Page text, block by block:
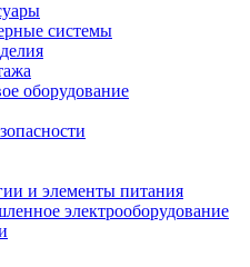
системы
оборудование
и элементы питания
электрооборудование